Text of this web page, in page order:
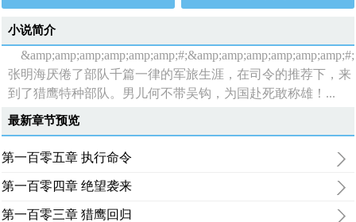
小说简介
&amp;amp;amp;amp;amp;amp;#;&amp;amp;amp;amp;amp;amp;#;
张明海厌倦了部队千篇一律的军旅生涯，在司令的推荐下，来
到了猎鹰特种部队。男儿何不带吴钩，为国赴死敢称雄！...
最新章节预览
第一百零五章 执行命令
第一百零四章 绝望袭来
第一百零三章 猎鹰回归